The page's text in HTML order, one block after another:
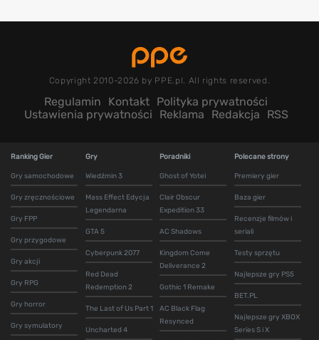
Copyright 2010-2026 by PPE.pl. All rights reserved.
Regulamin Kontakt Polityka prywatności
Ustawienia prywatności
Reklama Redakcja RSS
Ranking Gier
Gry samochodowe
Gry zręcznościowe
Gry FPP
Gry przygodowe
Gry akcji
Gry RPG
Gry horror
Gry symulatory
Gry
Wiedźmin 3
Mass Effect Edycja
Legendarna
GTA 5
Cyberpunk 2077
Red Dead
Redemption 2
The Last of Us Part 1
Uncharted 4
Poradniki
Ghost of Yotei
Clair Obscur
Expedition 33
AC Shadows
Kingdom Come
Deliverance 2
Gothic 1 Remake
AC Black Flag
Resynced
Polecane strony
Premiery gier
Baza gier
Recenzje filmów i
seriali
Testy sprzętu
Najlepsze gry PS5
BET.PL
Najlepsze gry XBOX
Series S i X